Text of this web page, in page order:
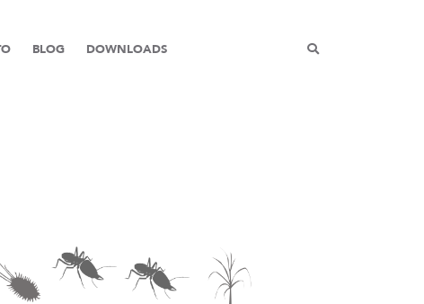
BLOG DOWNLOADS